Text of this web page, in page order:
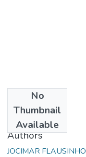
No
Thumbnail
Available
1985
Authors
JOCIMAR FLAUSINHO